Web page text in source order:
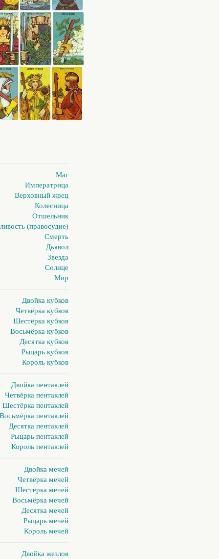
Маг
Императрица
Верховный жрец
Колесница
Отшельник
(правосудие)
Смерть
Дьявол
Звезда
Солнце
Мир
Двойка кубков
Четвёрка кубков
Шестёрка кубков
Восьмёрка кубков
Десятка кубков
Рыцарь кубков
Король кубков
Двойка пентаклей
Четвёрка пентаклей
Шестёрка пентаклей
пентаклей
Десятка пентаклей
Рыцарь пентаклей
Король пентаклей
Двойка мечей
Четвёрка мечей
Шестёрка мечей
Восьмёрка мечей
Десятка мечей
Рыцарь мечей
Король мечей
Двойка жезлов